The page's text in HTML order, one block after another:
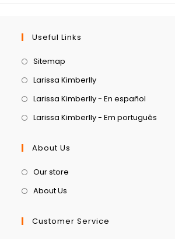
Useful Links
Sitemap
Larissa Kimberlly
Larissa Kimberlly - En español
Larissa Kimberlly - Em português
About Us
Our store
About Us
Customer Service